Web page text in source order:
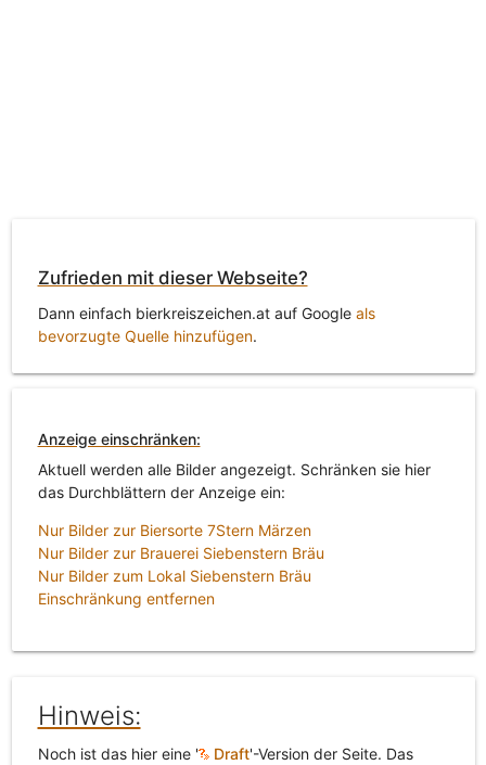
Zufrieden mit dieser Webseite?
Dann einfach bierkreiszeichen.at auf Google als
bevorzugte Quelle hinzufügen.
Anzeige einschränken:
Aktuell werden alle Bilder angezeigt. Schränken sie hier
das Durchblättern der Anzeige ein:
Nur Bilder zur Biersorte 7Stern Märzen
Nur Bilder zur Brauerei Siebenstern Bräu
Nur Bilder zum Lokal Siebenstern Bräu
Einschränkung entfernen
Hinweis:
Noch ist das hier eine ' Draft'-Version der Seite. Das